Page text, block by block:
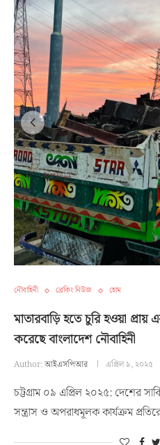
নৌবাহিনী ব্রেকিং নিউজ হোম
মাতারবাড়ি হতে চুরি হওয়া
করেছে বাংলাদেশ নৌবাহিনী
Author:আইএসপিআর এপ্রিল ৯, ২০২৫
চট্টগ্রাম ০৯ এপ্রিল ২০২৫: দেশের
সন্ত্রাস ও অপরাধমূলক কার্যক্রম